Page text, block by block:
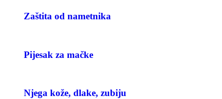
Zaštita od nametnika
Pijesak za mačke
Njega kože, dlake, zubiju